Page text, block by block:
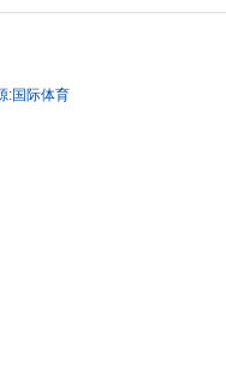
:国际体育